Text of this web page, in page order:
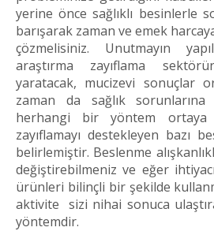
yerine önce sağlıklı besinlerle
barışarak zaman ve emek
çözmelisiniz. Unutmayın
araştırma zayıflama
yaratacak, mucizevi sonuçlar
zaman da sağlık
herhangi bir yöntem ortaya
zayıflamayı destekleyen bazı
belirlemiştir. Beslenme
değiştirebilmeniz ve eğer
ürünleri bilinçli bir şekilde
aktivite sizi nihai sonuca
yöntemdir.